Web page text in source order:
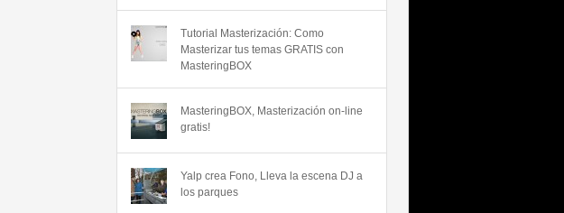
Tutorial Masterización: Como
Masterizar tus temas GRATIS con
MasteringBOX
MasteringBOX, Masterización on-line
gratis!
Yalp crea Fono, Lleva la escena DJ a
los parques